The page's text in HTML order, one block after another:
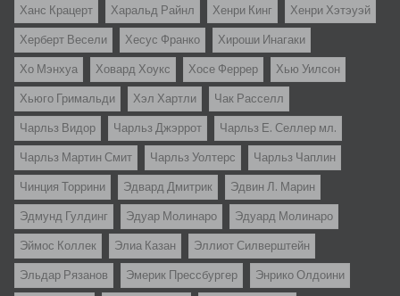
Ханс Крацерт Харальд Райнл Хенри Кинг Хенри Хэтэуэй
Херберт Весели Хесус Франко Хироши Инагаки
Хо Мэнхуа Ховард Хоукс Хосе Феррер Хью Уилсон
Хьюго Гримальди Хэл Хартли Чак Расселл
Чарльз Видор Чарльз Джэррот Чарльз Е. Селлер мл.
Чарльз Мартин Смит Чарльз Уолтерс Чарльз Чаплин
Чинция Торрини Эдвард Дмитрик Эдвин Л. Марин
Эдмунд Гулдинг Эдуар Молинаро Эдуард Молинаро
Эймос Коллек Элиа Казан Эллиот Силверштейн
Эльдар Рязанов Эмерик Прессбургер Энрико Олдоини